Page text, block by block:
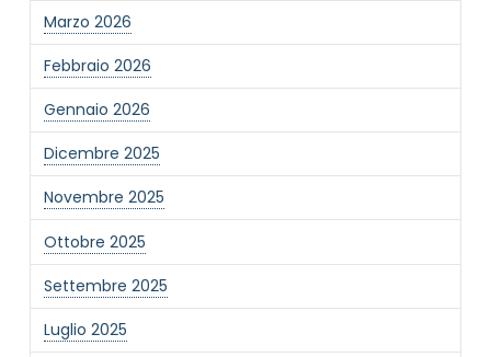
Marzo 2026
Febbraio 2026
Gennaio 2026
Dicembre 2025
Novembre 2025
Ottobre 2025
Settembre 2025
Luglio 2025